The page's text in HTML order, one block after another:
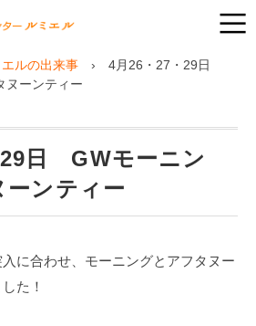
ルの出来事
4月26・27・29日
ヌーンティー
日 GWモーニン
ーンティー
に合わせ、モーニングとアフタヌー
た！